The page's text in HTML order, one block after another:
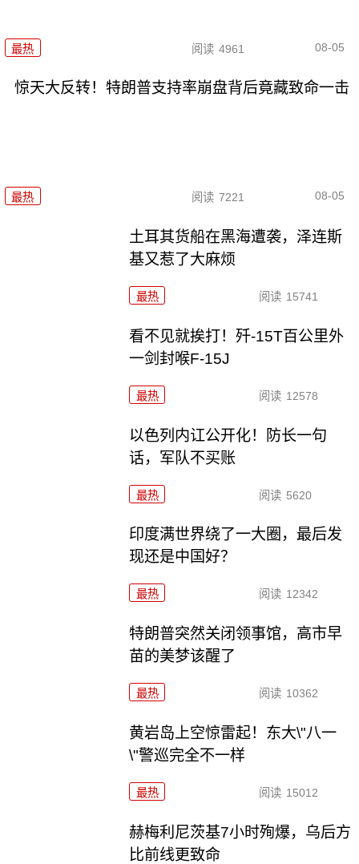
最热 阅读 4961 08-05
惊天大反转！特朗普支持率崩盘背后竟藏致命一击
最热 阅读 7221 08-05
土耳其货船在黑海遭袭，泽连斯
基又惹了大麻烦
最热 阅读 15741
看不见就挨打！歼-15T百公里外
一剑封喉F-15J
最热 阅读 12578
以色列内讧公开化！防长一句
话，军队不买账
最热 阅读 5620
印度满世界绕了一大圈，最后发
现还是中国好？
最热 阅读 12342
特朗普突然关闭领事馆，高市早
苗的美梦该醒了
最热 阅读 10362
黄岩岛上空惊雷起！东大\"八一
\"警巡完全不一样
最热 阅读 15012
赫梅利尼茨基7小时殉爆，乌后方
比前线更致命